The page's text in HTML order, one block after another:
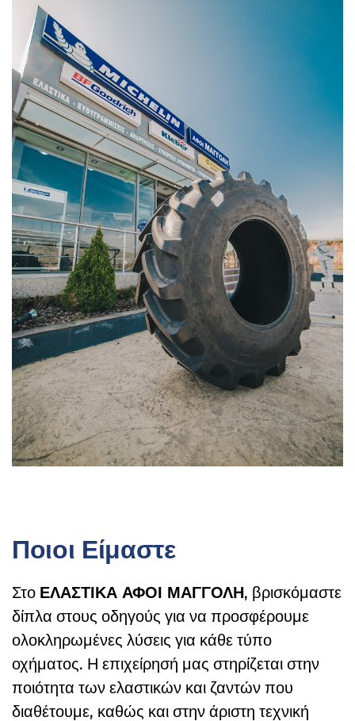
Ποιοι Είμαστε
Στο ΕΛΑΣΤΙΚΑ ΑΦΟΙ ΜΑΓΓΟΛΗ, βρισκόμαστε
δίπλα στους οδηγούς για να προσφέρουμε
ολοκληρωμένες λύσεις για κάθε τύπο
οχήματος. Η επιχείρησή μας στηρίζεται στην
ποιότητα των ελαστικών και ζαντών που
διαθέτουμε, καθώς και στην άριστη τεχνική